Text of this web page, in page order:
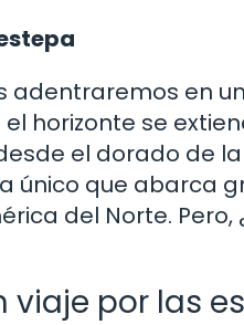
adentraremos en
horizonte se
el dorado de
único que abarca
del Norte.
viaje por las